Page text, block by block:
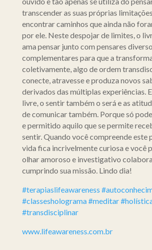
transcender as suas próprias
encontrar caminhos que ainda não
por ele. Neste despojar de limites, o
ama pensar junto com pensares
complementares para que a
coletivamente, algo de ordem
conecte, atravesse e produza novos
derivados das múltiplas experiências.
livre, o sentir também o será e as
de comunicar também. Porque só
e permitido aquilo que se permite
sentir. Quando você compreende este
vida fica incrivelmente curiosa e você
olhar amoroso e investigativo
cumprindo sua missão. Lindo dia!
#terapiaslifeawareness
#classesholograma#meditar
#transdisciplinar
www.lifeawareness.com.br